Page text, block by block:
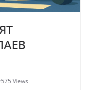
575 Views